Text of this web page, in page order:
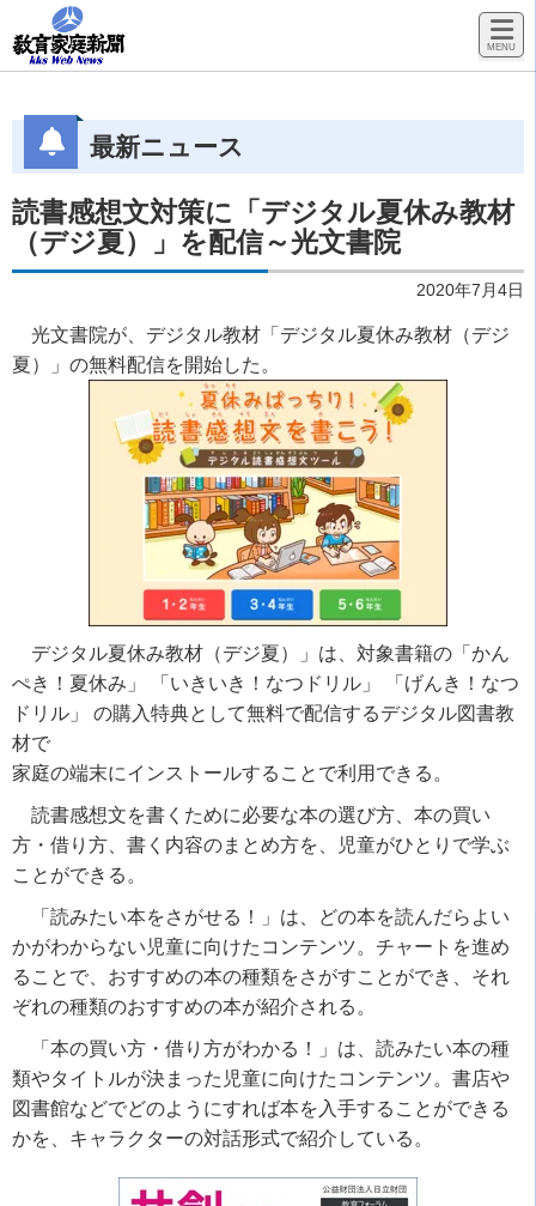
最新ニュース
読書感想文対策に「デジタル夏休み教材
（デジ夏）」を配信～光文書院
2020年7月4日
光文書院が、デジタル教材「デジタル夏休み教材（デジ
夏）」の無料配信を開始した。
デジタル夏休み教材（デジ夏）」は、対象書籍の「かん
ぺき！夏休み」 「いきいき！なつドリル」 「げんき！なつ
ドリル」 の購入特典として無料で配信するデジタル図書教
材で
家庭の端末にインストールすることで利用できる。
読書感想文を書くために必要な本の選び方、本の買い
方・借り方、書く内容のまとめ方を、児童がひとりで学ぶ
ことができる。
「読みたい本をさがせる！」は、どの本を読んだらよい
かがわからない児童に向けたコンテンツ。チャートを進め
ることで、おすすめの本の種類をさがすことができ、それ
ぞれの種類のおすすめの本が紹介される。
「本の買い方・借り方がわかる！」は、読みたい本の種
類やタイトルが決まった児童に向けたコンテンツ。書店や
図書館などでどのようにすれば本を入手することができる
かを、キャラクターの対話形式で紹介している。